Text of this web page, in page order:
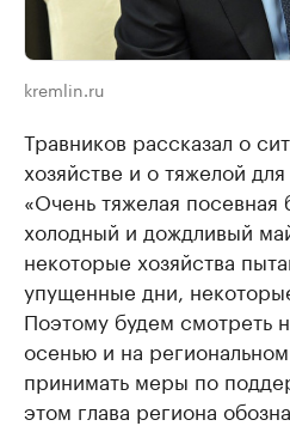
kremlin.ru
Травников рассказал о
хозяйстве и о тяжелой
«Очень тяжелая
холодный и дождливый
некоторые хозяйства
упущенные дни,
Поэтому будем смотреть
осенью и на
принимать меры по
этом глава региона